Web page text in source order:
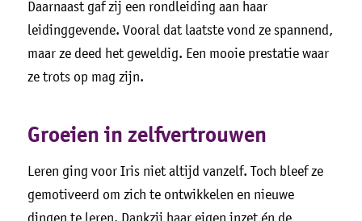
Daarnaast gaf zij een rondleiding aan haar
leidinggevende. Vooral dat laatste vond ze spannend,
maar ze deed het geweldig. Een mooie prestatie waar
ze trots op mag zijn.
Groeien in zelfvertrouwen
Leren ging voor Iris niet altijd vanzelf. Toch bleef ze
gemotiveerd om zich te ontwikkelen en nieuwe
dingen te leren. Dankzij haar eigen inzet én de